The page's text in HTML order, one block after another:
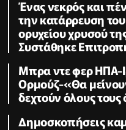
Ένας νεκρός και
την κατάρρευση
ορυχείου χρυσού
Συστάθηκε
Μπρα ντε φερ ΗΠΑ-
Ορμούζ-«Θα
δεχτούν όλους
Δημοσκοπήσεις